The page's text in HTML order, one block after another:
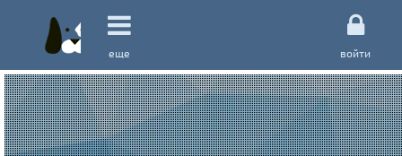
еще войти